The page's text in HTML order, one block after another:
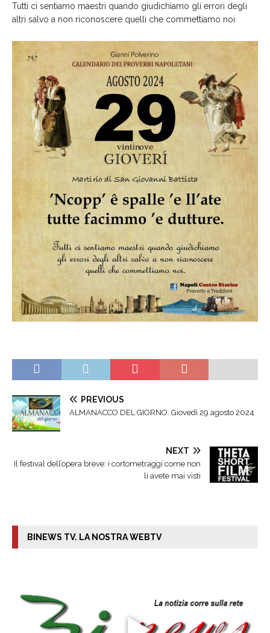
Tutti ci sentiamo maestri quando giudichiamo gli errori degli
altri salvo a non riconoscere quelli che commettiamo noi
PREVIOUS
ALMANACCO DEL GIORNO. Giovedì 29 agosto 2024
NEXT
Il festival dell’opera breve: i cortometraggi come non
li avete mai visti
BINEWS TV. LA NOSTRA WEBTV